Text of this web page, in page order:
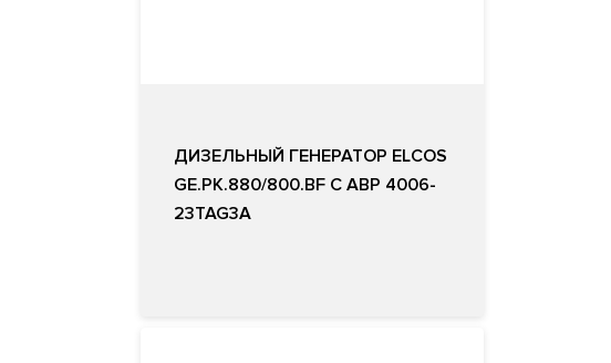
ДИЗЕЛЬНЫЙ ГЕНЕРАТОР ELCOS
GE.PK.880/800.BF С АВР 4006-
23TAG3A